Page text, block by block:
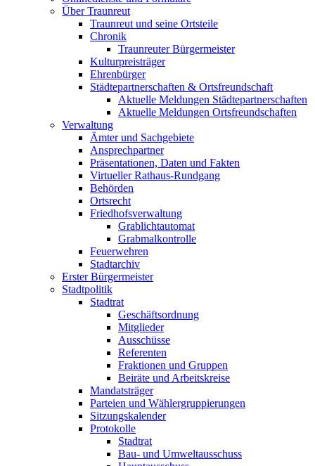
Über Traunreut
Traunreut und seine Ortsteile
Chronik
Traunreuter Bürgermeister
Kulturpreisträger
Ehrenbürger
Städtepartnerschaften & Ortsfreundschaft
Aktuelle Meldungen Städtepartnerschaften
Aktuelle Meldungen Ortsfreundschaften
Verwaltung
Ämter und Sachgebiete
Ansprechpartner
Präsentationen, Daten und Fakten
Virtueller Rathaus-Rundgang
Behörden
Ortsrecht
Friedhofsverwaltung
Grablichtautomat
Grabmalkontrolle
Feuerwehren
Stadtarchiv
Erster Bürgermeister
Stadtpolitik
Stadtrat
Geschäftsordnung
Mitglieder
Ausschüsse
Referenten
Fraktionen und Gruppen
Beiräte und Arbeitskreise
Mandatsträger
Parteien und Wählergruppierungen
Sitzungskalender
Protokolle
Stadtrat
Bau- und Umweltausschuss